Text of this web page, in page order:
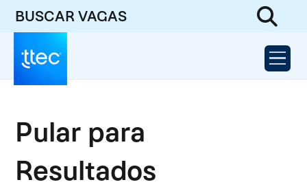
BUSCAR VAGAS
Pular para
Resultados